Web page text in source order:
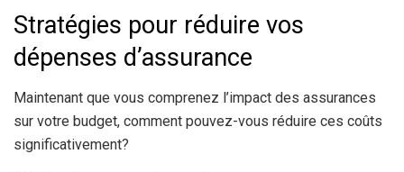
Stratégies pour réduire vos
dépenses d’assurance
Maintenant que vous comprenez l’impact des assurances
sur votre budget, comment pouvez-vous réduire ces coûts
significativement?